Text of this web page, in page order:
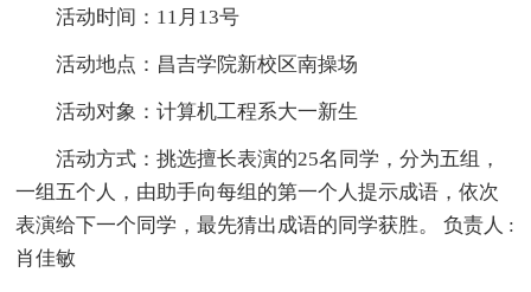
活动时间：11月13号
活动地点：昌吉学院新校区南操场
活动对象：计算机工程系大一新生
活动方式：挑选擅长表演的25名同学，分为五组，
一组五个人，由助手向每组的第一个人提示成语，依次
表演给下一个同学，最先猜出成语的同学获胜。 负责人 :
肖佳敏